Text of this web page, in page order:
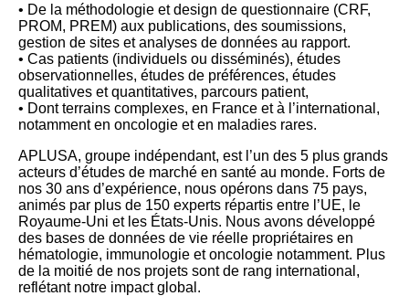
• De la méthodologie et design de questionnaire (CRF,
PROM, PREM) aux publications, des soumissions,
gestion de sites et analyses de données au rapport.
• Cas patients (individuels ou disséminés), études
observationnelles, études de préférences, études
qualitatives et quantitatives, parcours patient,
• Dont terrains complexes, en France et à l’international,
notamment en oncologie et en maladies rares.
APLUSA, groupe indépendant, est l’un des 5 plus grands
acteurs d’études de marché en santé au monde. Forts de
nos 30 ans d’expérience, nous opérons dans 75 pays,
animés par plus de 150 experts répartis entre l’UE, le
Royaume-Uni et les États-Unis. Nous avons développé
des bases de données de vie réelle propriétaires en
hématologie, immunologie et oncologie notamment. Plus
de la moitié de nos projets sont de rang international,
reflétant notre impact global.